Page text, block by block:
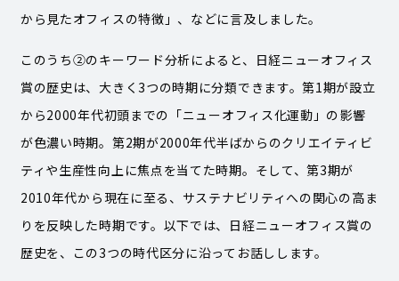
から見たオフィスの特徴」、などに言及しました。
このうち②のキーワード分析によると、日経ニューオフィス
賞の歴史は、大きく3つの時期に分類できます。第1期が設立
から2000年代初頭までの「ニューオフィス化運動」の影響
が色濃い時期。第2期が2000年代半ばからのクリエイティビ
ティや生産性向上に焦点を当てた時期。そして、第3期が
2010年代から現在に至る、サステナビリティへの関心の高ま
りを反映した時期です。以下では、日経ニューオフィス賞の
歴史を、この3つの時代区分に沿ってお話しします。